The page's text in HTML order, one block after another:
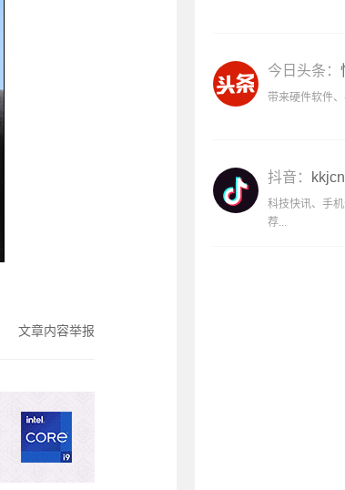
文章内容举报
今日头条：
带来硬件软件
抖音： kkjcn
科技快讯、手
荐...